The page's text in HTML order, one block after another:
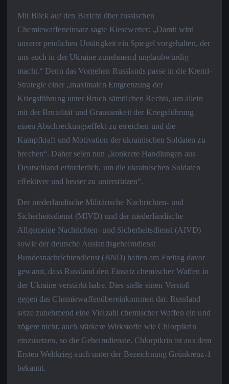
Mit Blick auf den Bericht über russischen
Chemiewaffeneinsatz sagte Kiesewetter: „Damit wird
unserer peinlichen Untätigkeit ein Spiegel vorgehalten, der
uns auch in der Ukraine zunehmend unglaubwürdig
macht.“ Denn das Vorgehen Russlands passe in die Kreml-
Strategie einer „maximalen Entgrenzung der
Kriegsführung unter Bruch sämtlichen Rechts, um allein
mit der Brutalität und Grausamkeit der Kriegsführung
einen Abschreckungseffekt zu erreichen und die
Kampfkraft und Motivation der ukrainischen Soldaten zu
brechen“. Daher seien nun „konkrete Handlungen aus
Deutschland erforderlich, um die ukrainischen Soldaten
effektiver und besser zu unterstützen“.
Der niederländische Militärische Nachrichten- und
Sicherheitsdienst (MIVD) und der niederländische
Allgemeine Nachrichten- und Sicherheitsdienst (AIVD)
sowie der deutsche Auslandsgeheimdienst
Bundesnachrichtendienst (BND) hatten am Freitag davor
gewarnt, dass Russland den Einsatz chemischer Waffen in
der Ukraine verstärkt habe. Dies stelle einen Verstoß
gegen das Chemiewaffenübereinkommen dar. Russland
setze zunehmend eine Vielzahl chemischer Waffen ein und
zögere nicht, auch stärkere Wirkstoffe wie Chlorpikrin
einzusetzen, so die Geheimdienste. Chlorpikrin ist aus dem
Ersten Weltkrieg auch unter der Bezeichnung Grünkreuz-1
bekannt.